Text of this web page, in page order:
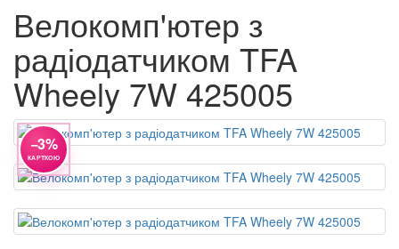
Велокомп'ютер з
радіодатчиком TFA
Wheely 7W 425005
−3%
КАРТКОЮ